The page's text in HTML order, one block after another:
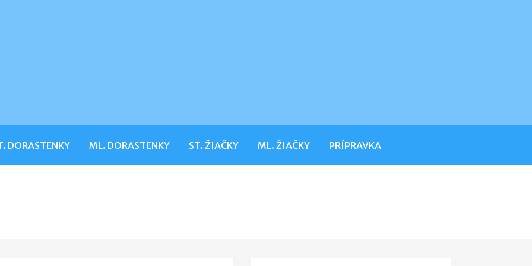
DORASTENKY ML. DORASTENKY ST. ŽIAČKY ML. ŽIAČKY PRÍPRAVKA